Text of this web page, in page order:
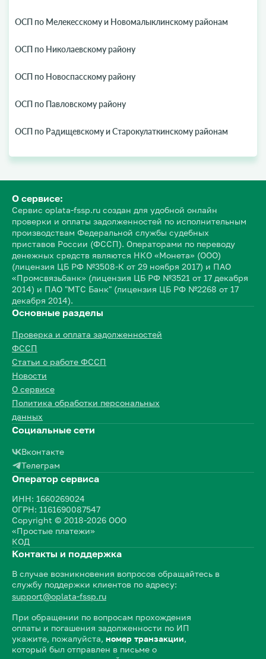
ОСП по Мелекесскому и Новомалыклинскому районам
ОСП по Николаевскому району
ОСП по Новоспасскому району
ОСП по Павловскому району
ОСП по Радищевскому и Старокулаткинскому районам
О сервисе:
Сервис oplata-fssp.ru создан для удобной онлайн
проверки и оплаты задолженностей по исполнительным
производствам Федеральной службы судебных
приставов России (ФССП). Операторами по переводу
денежных средств являются НКО «Монета» (ООО)
(лицензия ЦБ РФ №3508-К от 29 ноября 2017) и ПАО
«Промсвязьбанк» (лицензия ЦБ РФ №3521 от 17 декабря
2014) и ПАО "МТС Банк" (лицензия ЦБ РФ №2268 от 17
декабря 2014).
Основные разделы
Проверка и оплата задолженностей
ФССП
Статьи о работе ФССП
Новости
О сервисе
Политика обработки персональных
данных
Социальные сети
Вконтакте
Телеграм
Оператор сервиса
ИНН: 1660269024
ОГРН: 1161690087547
Copyright © 2018-2026 ООО
«Простые платежи»
КОД
Контакты и поддержка
В случае возникновения вопросов обращайтесь в
службу поддержки клиентов по адресу:
support@oplata-fssp.ru
При обращении по вопросам прохождения
оплаты и погашения задолженности по ИП
укажите, пожалуйста, номер транзакции,
который был отправлен в письме о